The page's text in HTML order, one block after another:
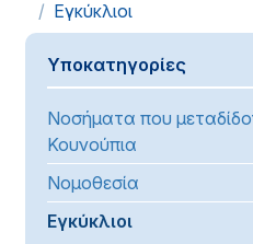
Εγκύκλιοι
Υποκατηγορίες
Νοσήματα που
Κουνούπια
Νομοθεσία
Εγκύκλιοι